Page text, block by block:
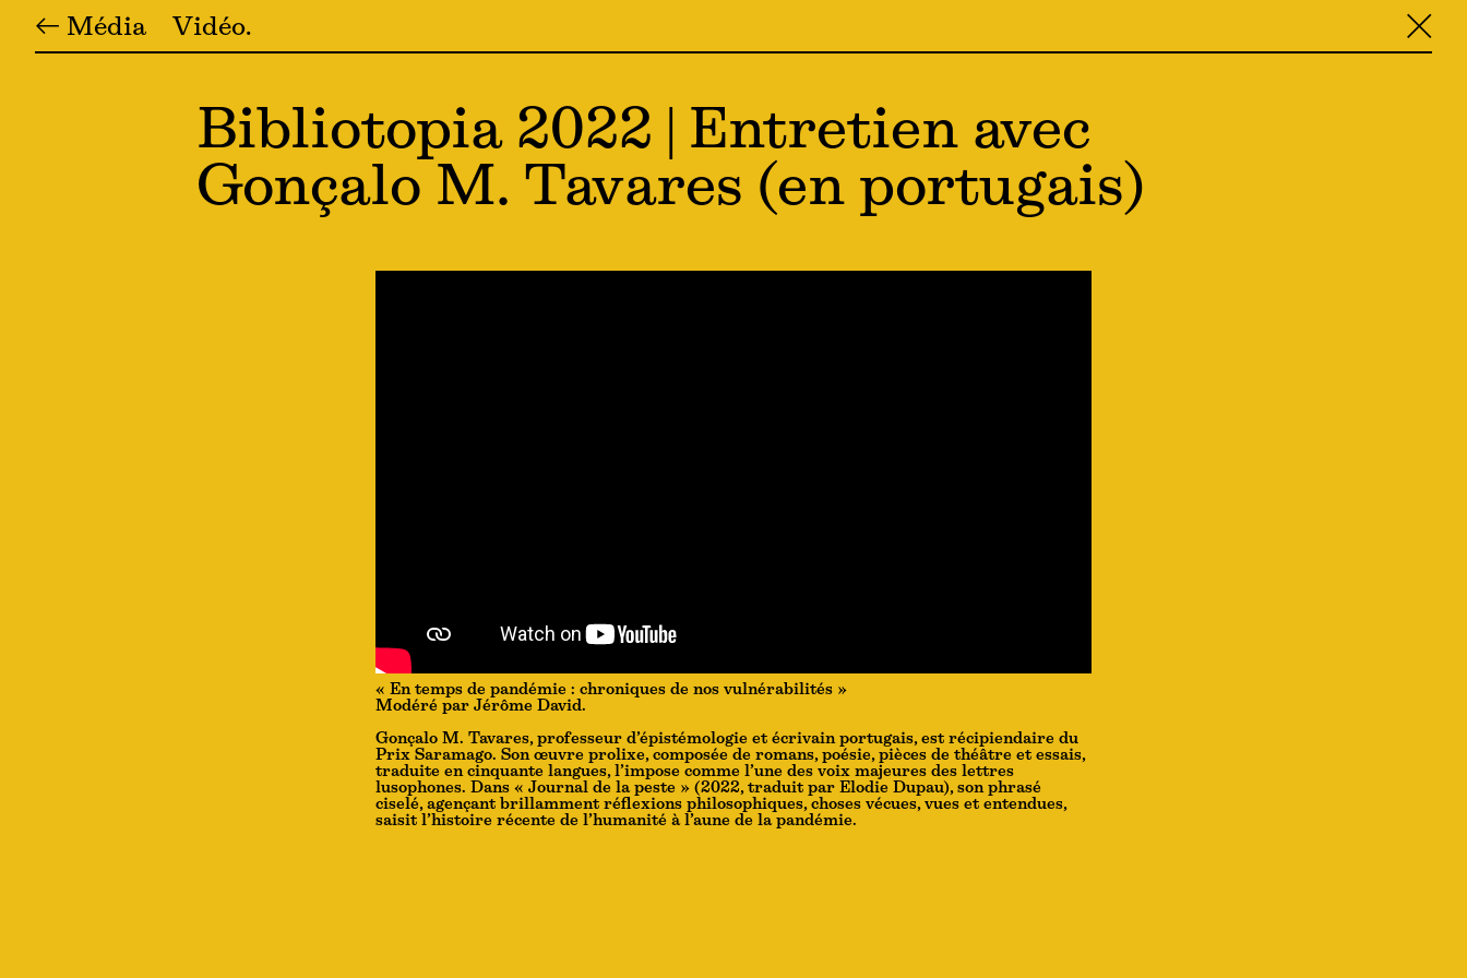
← Média Vidéo ╳
Bibliotopia 2022 | Entretien avec
Gonçalo M. Tavares (en portugais)
« En temps de pandémie : chroniques de nos vulnérabilités »
Modéré par Jérôme David.
Gonçalo M. Tavares, professeur d’épistémologie et écrivain portugais, est récipiendaire du
Prix Saramago. Son œuvre prolixe, composée de romans, poésie, pièces de théâtre et essais,
traduite en cinquante langues, l’impose comme l’une des voix majeures des lettres
lusophones. Dans « Journal de la peste » (2022, traduit par Elodie Dupau), son phrasé
ciselé, agençant brillamment réflexions philosophiques, choses vécues, vues et entendues,
saisit l’histoire récente de l’humanité à l’aune de la pandémie.